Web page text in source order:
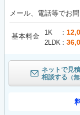
メール、電話等でお
基本料金 1K
2LDK
ネットで見積
相談する （